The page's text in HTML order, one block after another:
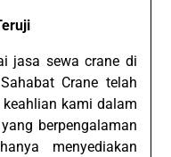
jasa sewa crane di
Crane telah
kami dalam
berpengalaman
menyediakan